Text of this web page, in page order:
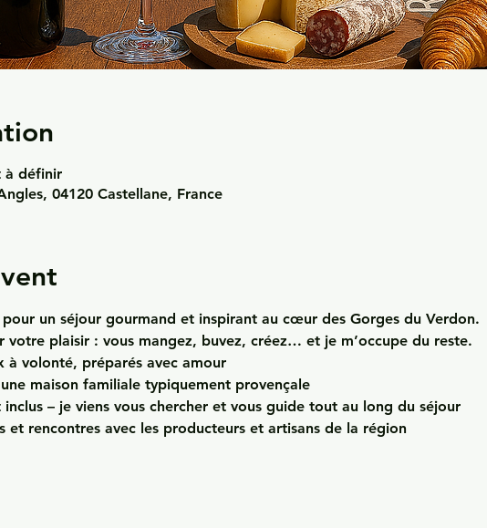
à définir
04120 Castellane, France
pour un séjour gourmand et inspirant au cœur des Gorges du Verdon.
votre plaisir : vous mangez, buvez, créez… et je m’occupe du reste.
à volonté, préparés avec amour
maison familiale typiquement provençale
– je viens vous chercher et vous guide tout au long du séjour
et rencontres avec les producteurs et artisans de la région